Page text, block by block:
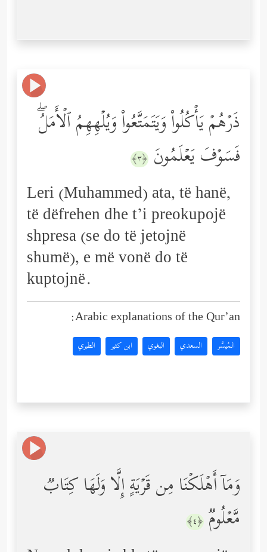
ذَرۡهُمۡ یَأۡكُلُواْ وَیَتَمَتَّعُواْ وَیُلۡهِهِمُ ٱلۡأَمَلُۖ
فَسَوۡفَ یَعۡلَمُونَ ﴿٣﴾
Leri (Muhammed) ata, të hanë,
të dëfrehen dhe t’i preokupojë
shpresa (se do të jetojnë
shumë), e më vonë do të
kuptojnë.
Arabic explanations of the Qur’an:
المُيسَّر السعدي البغوي ابن كثير الطبري
وَمَاۤ أَهۡلَكۡنَا مِن قَرۡیَةٍ إِلَّا وَلَهَا كِتَابࣱ
مَّعۡلُومࣱ ﴿٤﴾